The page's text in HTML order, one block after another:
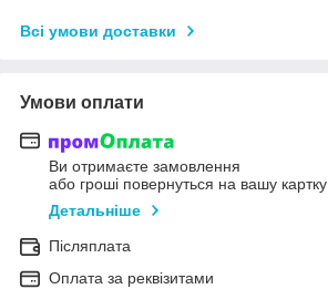
Всі умови доставки
Умови оплати
Ви отримаєте замовлення
або гроші повернуться на вашу картку
Детальніше
Післяплата
Оплата за реквізитами